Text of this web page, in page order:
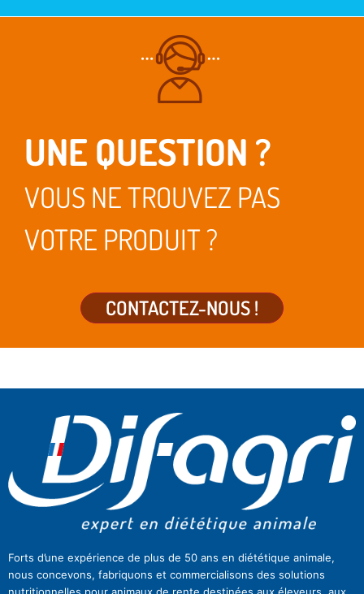
UNE QUESTION ?
VOUS NE TROUVEZ PAS
VOTRE PRODUIT ?
CONTACTEZ-NOUS !
Forts d’une expérience de plus de 50 ans en diététique animale,
nous concevons, fabriquons et commercialisons des solutions